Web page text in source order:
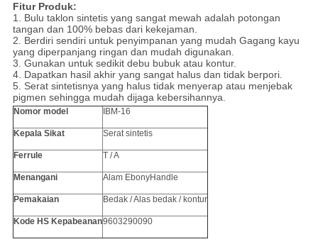
Fitur Produk:
1. Bulu taklon sintetis yang sangat mewah adalah potongan
tangan dan 100% bebas dari kekejaman.
2. Berdiri sendiri untuk penyimpanan yang mudah Gagang kayu
yang diperpanjang ringan dan mudah digunakan.
3. Gunakan untuk sedikit debu bubuk atau kontur.
4. Dapatkan hasil akhir yang sangat halus dan tidak berpori.
5. Serat sintetisnya yang halus tidak menyerap atau menjebak
pigmen sehingga mudah dijaga kebersihannya.
Nomor model IBM-16
Kepala Sikat Serat sintetis
Ferrule T / A
Menangani Alam EbonyHandle
Pemakaian Bedak / Alas bedak / kontur
Kode HS Kepabeanan9603290090